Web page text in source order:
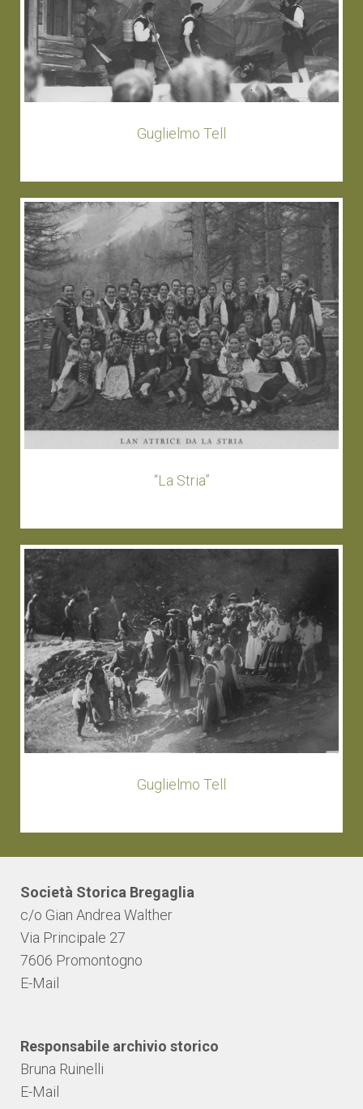
Guglielmo Tell
“La Stria”
Guglielmo Tell
Società Storica Bregaglia
c/o Gian Andrea Walther
Via Principale 27
7606 Promontogno
E-Mail
Responsabile archivio storico
Bruna Ruinelli
E-Mail